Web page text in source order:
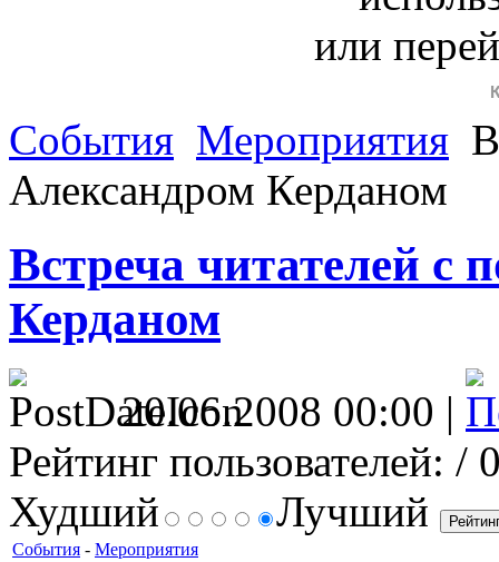
или
События Мероприятия
Александром Керданом
Встреча читателей с
Керданом
20.06.2008 00:00 |
Рейтинг пользователей: /
Худший
Лучший
События - Мероприятия